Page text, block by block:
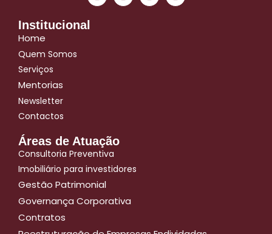
Institucional
Home
Quem Somos
Serviços
Mentorias
Newsletter
Contactos
Áreas de Atuação
Consultoria Preventiva
Imobiliário para investidores
Gestão Patrimonial
Governança Corporativa
Contratos